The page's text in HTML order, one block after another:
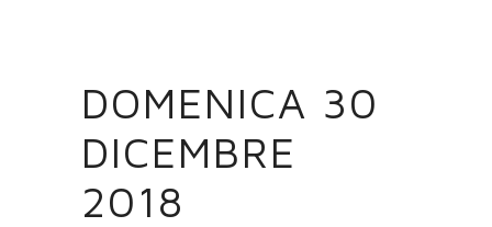
DOMENICA 30
DICEMBRE
2018